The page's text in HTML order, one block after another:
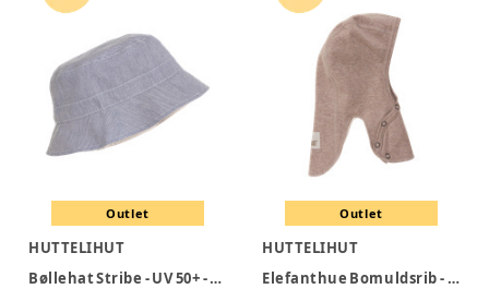
Outlet
HUTTELIHUT
Bøllehat Stribe - UV 50+ - Bering Sea
Outlet
HUTTELIHUT
Elefanthue Bomuldsrib - Savannah Melange